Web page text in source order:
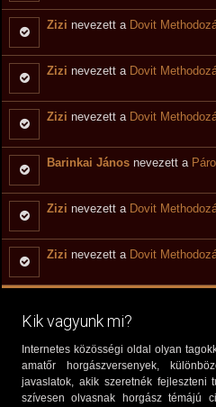
Zizi nevezett a Dovit
Zizi nevezett a Dovit
Zizi nevezett a Dovit
Barinkai János nevezett a
Zizi nevezett a Dovit
Zizi nevezett a Dovit
Kik vagyunk mi?
Internetes közösségi oldal olyan
amatőr horgászversenyek,
javaslatok, akik szeretnék fejleszteni
szívesen olvasnak horgász témájú